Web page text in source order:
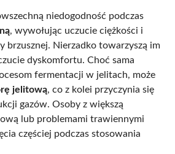
niedogodność podczas
, wywołując uczucie ciężkości i
brzusznej. Nierzadko towarzyszą im
dyskomfortu. Choć sama
fermentacji w jelitach, może
jelitową, co z kolei przyczynia się
gazów. Osoby z większą
lub problemami trawiennymi
częściej podczas stosowania